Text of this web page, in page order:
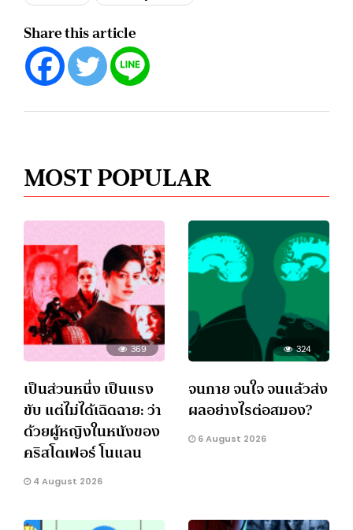
Share this article
MOST POPULAR
369
เป็นส่วนหนึ่ง เป็นแรง
ขับ แต่ไม่ได้เฉิดฉาย: ว่า
ด้วยผู้หญิงในหนังของ
คริสโตเฟอร์ โนแลน
4 August 2026
324
จนกาย จนใจ จนแล้วส่ง
ผลอย่างไรต่อสมอง?
6 August 2026